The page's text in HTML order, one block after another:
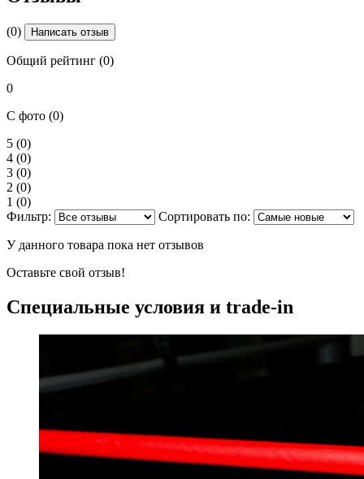
(0) Написать отзыв
Общий рейтинг (0)
0
С фото (0)
5 (0)
4 (0)
3 (0)
2 (0)
1 (0)
Фильтр:
Сортировать по:
У данного товара пока нет отзывов
Оставьте свой отзыв!
Специальные условия и trade-in